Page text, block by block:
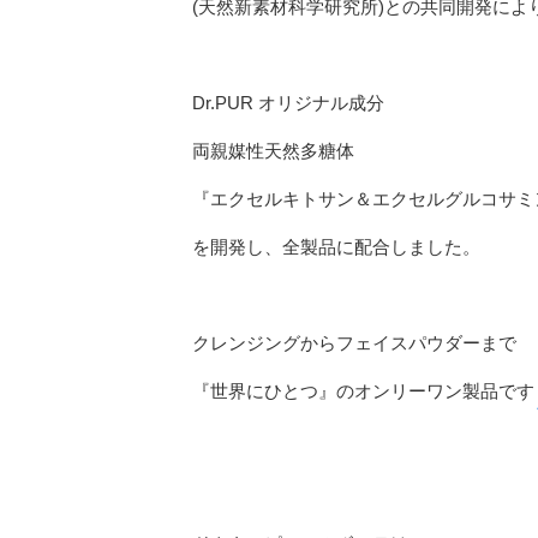
(天然新素材科学研究所)との共同開発によ
Dr.PUR オリジナル成分
両親媒性天然多糖体
『エクセルキトサン＆エクセルグルコサ
を開発し、全製品に配合しました。
クレンジングからフェイスパウダーまで
『世界にひとつ』のオンリーワン製品です